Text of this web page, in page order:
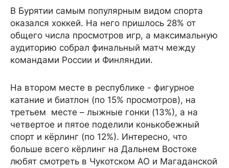
В Бурятии самым популярным видом спорта
оказался хоккей. На него пришлось 28% от
общего числа просмотров игр, а максимальную
аудиторию собрал финальный матч между
командами России и Финляндии.
На втором месте в республике - фигурное
катание и биатлон (по 15% просмотров), на
третьем месте – лыжные гонки (13%), а на
четвертое и пятое поделили конькобежный
спорт и кёрлинг (по 12%). Интересно, что
больше всего кёрлинг на Дальнем Востоке
любят смотреть в Чукотском АО и Магаданской